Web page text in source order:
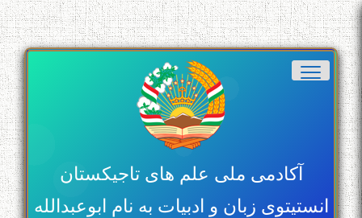
آکادمی ملی علم های تاجیکستان
انستیتوی زبان و ادبیات به نام ابوعبدالله